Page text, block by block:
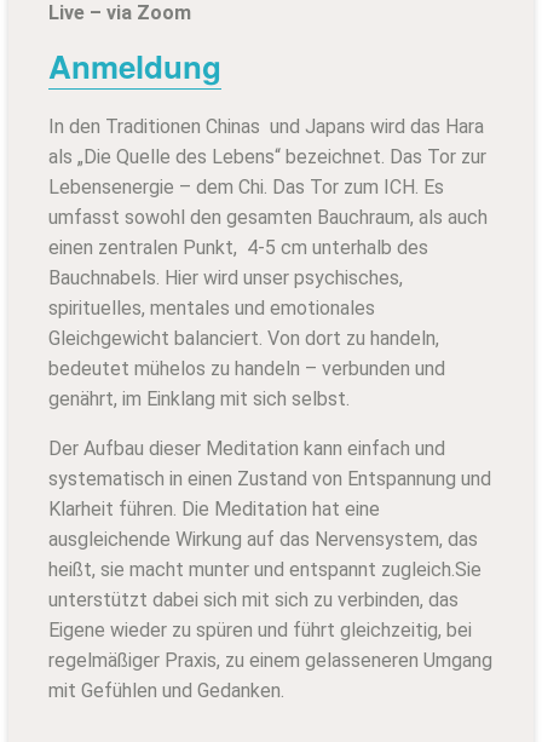
Live – via Zoom
Anmeldung
In den Traditionen Chinas und Japans wird das Hara
als „Die Quelle des Lebens“ bezeichnet. Das Tor zur
Lebensenergie – dem Chi. Das Tor zum ICH. Es
umfasst sowohl den gesamten Bauchraum, als auch
einen zentralen Punkt, 4-5 cm unterhalb des
Bauchnabels. Hier wird unser psychisches,
spirituelles, mentales und emotionales
Gleichgewicht balanciert. Von dort zu handeln,
bedeutet mühelos zu handeln – verbunden und
genährt, im Einklang mit sich selbst.
Der Aufbau dieser Meditation kann einfach und
systematisch in einen Zustand von Entspannung und
Klarheit führen. Die Meditation hat eine
ausgleichende Wirkung auf das Nervensystem, das
heißt, sie macht munter und entspannt zugleich.Sie
unterstützt dabei sich mit sich zu verbinden, das
Eigene wieder zu spüren und führt gleichzeitig, bei
regelmäßiger Praxis, zu einem gelasseneren Umgang
mit Gefühlen und Gedanken.